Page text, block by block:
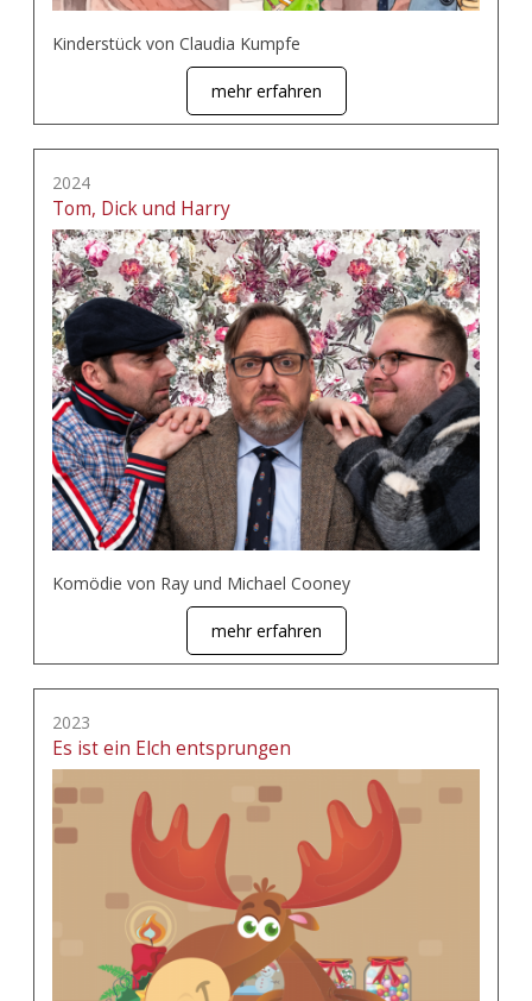
Kinderstück von Claudia Kumpfe
mehr erfahren
2024
Tom, Dick und Harry
Komödie von Ray und Michael Cooney
mehr erfahren
2023
Es ist ein Elch entsprungen